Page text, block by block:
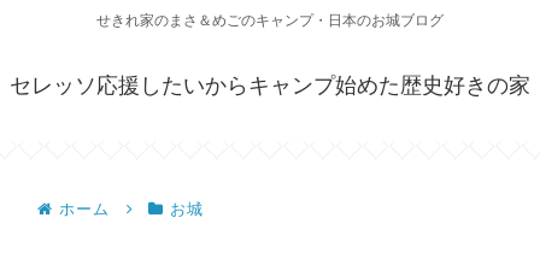
せきれ家のまさ＆めごのキャンプ・日本のお城ブログ
セレッソ応援したいからキャンプ始めた歴史好きの家
ホーム お城